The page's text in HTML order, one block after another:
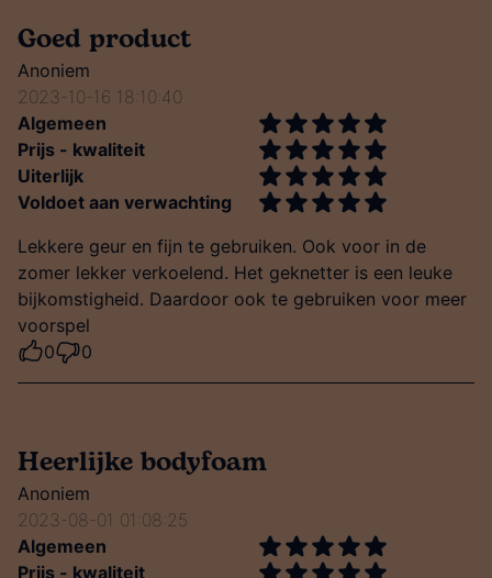
Goed product
Anoniem
2023-10-16 18:10:40
Algemeen
Prijs - kwaliteit
Uiterlijk
Voldoet aan verwachting
Lekkere geur en fijn te gebruiken. Ook voor in de
zomer lekker verkoelend. Het geknetter is een leuke
bijkomstigheid. Daardoor ook te gebruiken voor meer
voorspel
0
0
Heerlijke bodyfoam
Anoniem
2023-08-01 01:08:25
Algemeen
Prijs - kwaliteit